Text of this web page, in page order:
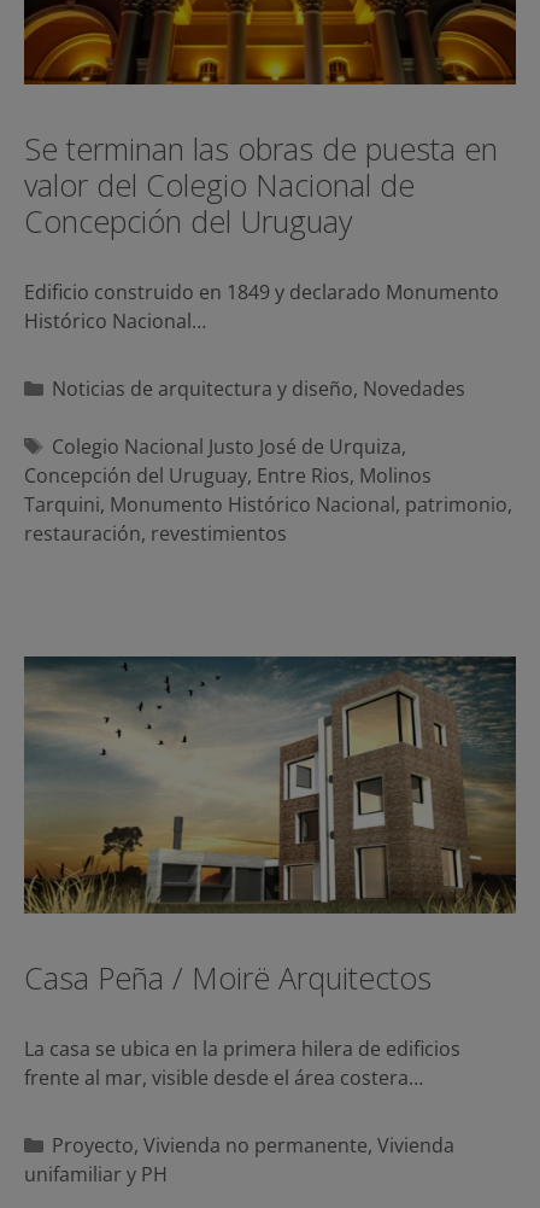
Se terminan las obras de puesta en
valor del Colegio Nacional de
Concepción del Uruguay
Edificio construido en 1849 y declarado Monumento
Histórico Nacional…
Categorías
Noticias de arquitectura y diseño, Novedades
Etiquetas
Colegio Nacional Justo José de Urquiza,
Concepción del Uruguay, Entre Rios, Molinos
Tarquini, Monumento Histórico Nacional, patrimonio,
restauración, revestimientos
Casa Peña / Moirë Arquitectos
La casa se ubica en la primera hilera de edificios
frente al mar, visible desde el área costera…
Categorías
Proyecto, Vivienda no permanente, Vivienda
unifamiliar y PH